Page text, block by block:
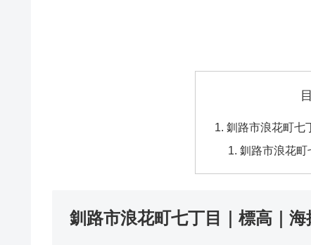
釧路市浪花町七
釧路市浪花町
釧路市浪花町七丁目｜標高｜